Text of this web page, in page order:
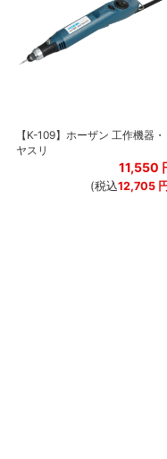
【K-109】ホーザン 工作機器・
ヤスリ
11,550
(税込12,705